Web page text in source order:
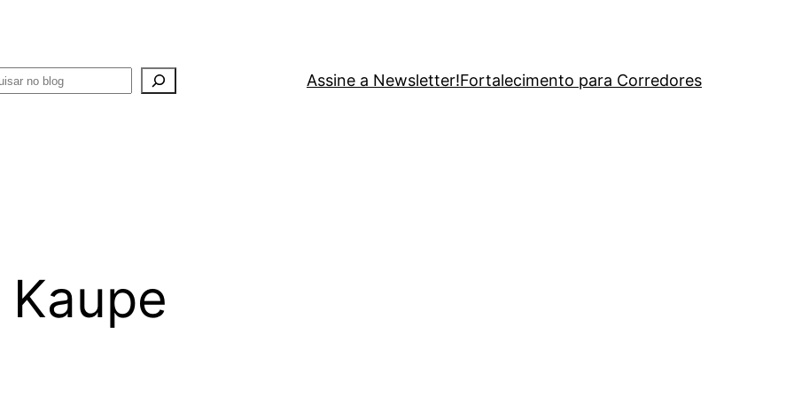
Assine a Newsletter!Fortalecimento para Corredores